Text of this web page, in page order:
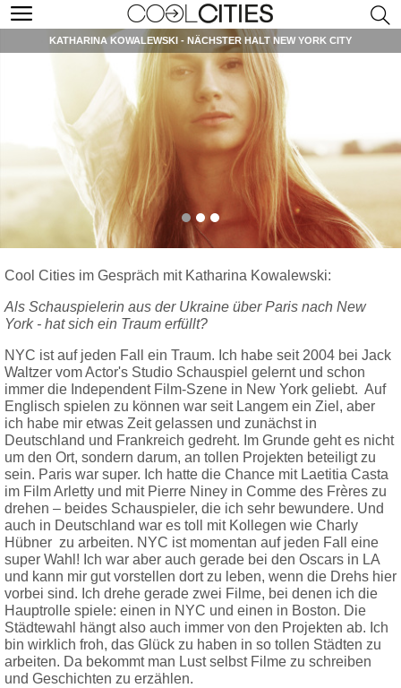
KATHARINA KOWALEWSKI - NÄCHSTER HALT NEW YORK CITY
Cool Cities im Gespräch mit Katharina Kowalewski:
Als Schauspielerin aus der Ukraine über Paris nach New
York - hat sich ein Traum erfüllt?
NYC ist auf jeden Fall ein Traum. Ich habe seit 2004 bei Jack
Waltzer vom Actor's Studio Schauspiel gelernt und schon
immer die Independent Film-Szene in New York geliebt. Auf
Englisch spielen zu können war seit Langem ein Ziel, aber
ich habe mir etwas Zeit gelassen und zunächst in
Deutschland und Frankreich gedreht. Im Grunde geht es nicht
um den Ort, sondern darum, an tollen Projekten beteiligt zu
sein. Paris war super. Ich hatte die Chance mit Laetitia Casta
im Film Arletty und mit Pierre Niney in Comme des Frères zu
drehen – beides Schauspieler, die ich sehr bewundere. Und
auch in Deutschland war es toll mit Kollegen wie Charly
Hübner zu arbeiten. NYC ist momentan auf jeden Fall eine
super Wahl! Ich war aber auch gerade bei den Oscars in LA
und kann mir gut vorstellen dort zu leben, wenn die Drehs hier
vorbei sind. Ich drehe gerade zwei Filme, bei denen ich die
Hauptrolle spiele: einen in NYC und einen in Boston. Die
Städtewahl hängt also auch immer von den Projekten ab. Ich
bin wirklich froh, das Glück zu haben in so tollen Städten zu
arbeiten. Da bekommt man Lust selbst Filme zu schreiben
und Geschichten zu erzählen.